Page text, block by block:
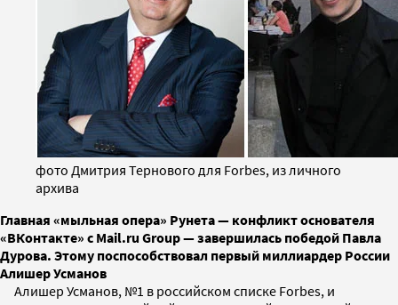
фото Дмитрия Тернового для Forbes, из личного
архива
Главная «мыльная опера» Рунета — конфликт основателя
«ВКонтакте» с Mail.ru Group — завершилась победой Павла
Дурова. Этому поспособствовал первый миллиардер России
Алишер Усманов
Алишер Усманов, №1 в российском списке Forbes, и